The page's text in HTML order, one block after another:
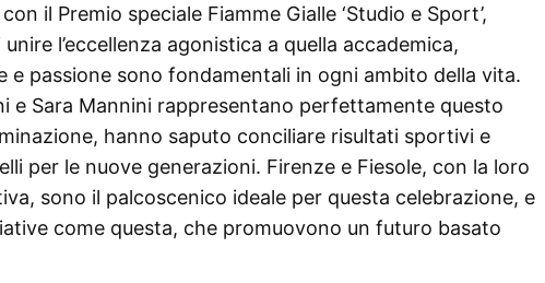
il Premio speciale Fiamme Gialle ‘Studio e Sport’,
l’eccellenza agonistica a quella accademica,
e passione sono fondamentali in ogni ambito della vita.
e Sara Mannini rappresentano perfettamente questo
hanno saputo conciliare risultati sportivi e
per le nuove generazioni. Firenze e Fiesole, con la loro
sono il palcoscenico ideale per questa celebrazione, e
come questa, che promuovono un futuro basato